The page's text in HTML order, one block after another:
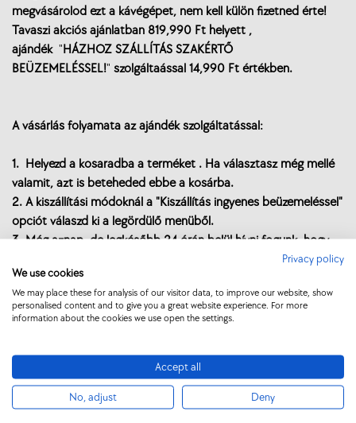
megvásárolod ezt a kávégépet, nem kell külön fizetned érte!
Tavaszi akciós ajánlatban 819,990 Ft helyett ,
ajándék "HÁZHOZ SZÁLLÍTÁS SZAKÉRTŐ
BEÜZEMELÉSSEL!" szolgáltaással 14,990 Ft értékben.
A vásárlás folyamata az ajándék szolgáltatással:
1. Helyezd a kosaradba a terméket . Ha választasz még mellé
valamit, azt is beteheded ebbe a kosárba.
2. A kiszállítási módoknál a "Kiszállítás ingyenes beüzemeléssel"
opciót válaszd ki a legördülő menüből.
3. Még aznap, de legkésőbb 24 órán belül hívni fogunk, hogy
egyeztessük a kiszállítás és az üzembe helyezés időpontját.
4. A leegyeztetett időpontban egy szakértő kollégánk kiszállítja
a gépet Hozzád . Visz magával egy csomag Bányai kávét is.
Üzembe helyezi és bemutatja a működését és használatát.
Képzelje el, hogy minden csésze kávé elkészítésében egy profi
barista segítené otthonában. A Sage Oracle™ Jet kávégép
pontosan ezt nyújtja: a darálástól és tömörítéstől kezdve a
Privacy policy
We use cookies
We may place these for analysis of our visitor data, to improve our website, show
personalised content and to give you a great website experience. For more
information about the cookies we use open the settings.
Accept all
No, adjust Deny